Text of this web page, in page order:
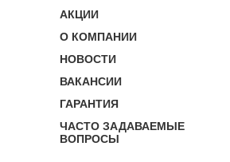
АКЦИИ
О КОМПАНИИ
НОВОСТИ
ВАКАНСИИ
ГАРАНТИЯ
ЧАСТО ЗАДАВАЕМЫЕ
ВОПРОСЫ